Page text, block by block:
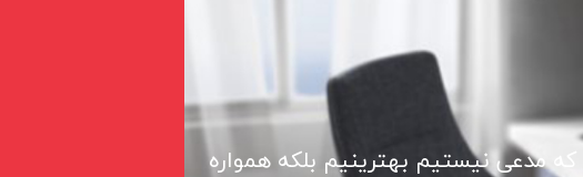
مدعی نیستیم بهترینیم بلکه همواره